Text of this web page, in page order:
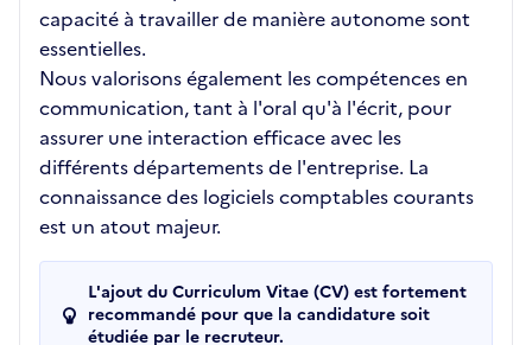
capacité à travailler de manière autonome sont
essentielles.
Nous valorisons également les compétences en
communication, tant à l'oral qu'à l'écrit, pour
assurer une interaction efficace avec les
différents départements de l'entreprise. La
connaissance des logiciels comptables courants
est un atout majeur.
L'ajout du Curriculum Vitae (CV) est fortement
recommandé pour que la candidature soit
étudiée par le recruteur.